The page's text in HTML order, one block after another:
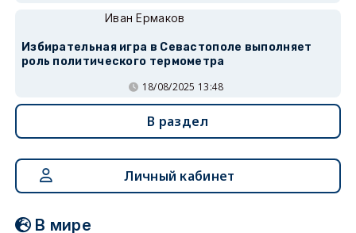
Иван Ермаков
Избирательная игра в Севастополе выполняет
роль политического термометра
18/08/2025 13:48
В раздел
Личный кабинет
В мире